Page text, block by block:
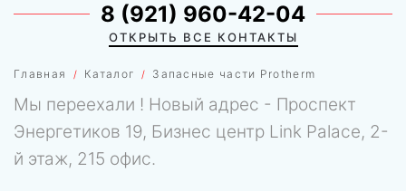
Главная Каталог Запасные части Protherm
8 (921) 960-42-04
ОТКРЫТЬ ВСЕ КОНТАКТЫ
Мы переехали ! Новый адрес - Проспект
Энергетиков 19, Бизнес центр Link Palace, 2-
й этаж, 215 офис.